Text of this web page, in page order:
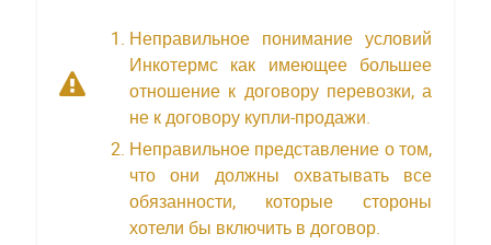
Неправильное понимание условий
Инкотермс как имеющее большее
отношение к договору перевозки, а
не к договору купли-продажи.
Неправильное представление о том,
что они должны охватывать все
обязанности, которые стороны
хотели бы включить в договор.